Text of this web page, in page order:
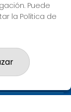
Puede
la Política de